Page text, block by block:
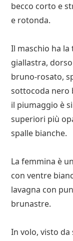
becco corto e
e rotonda.
Il maschio ha
giallastra,
bruno-rosato,
sottocoda nero
il piumaggio è
superiori più
spalle bianche.
La femmina è
con ventre
lavagna con
brunastre.
In volo, visto